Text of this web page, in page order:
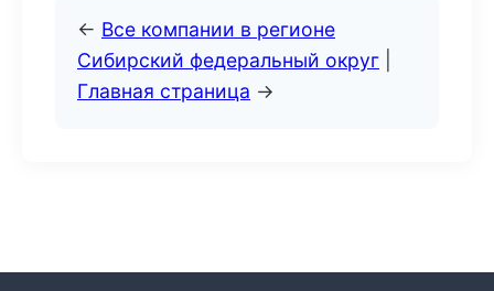
← Все компании в регионе
Сибирский федеральный округ
Главная страница →